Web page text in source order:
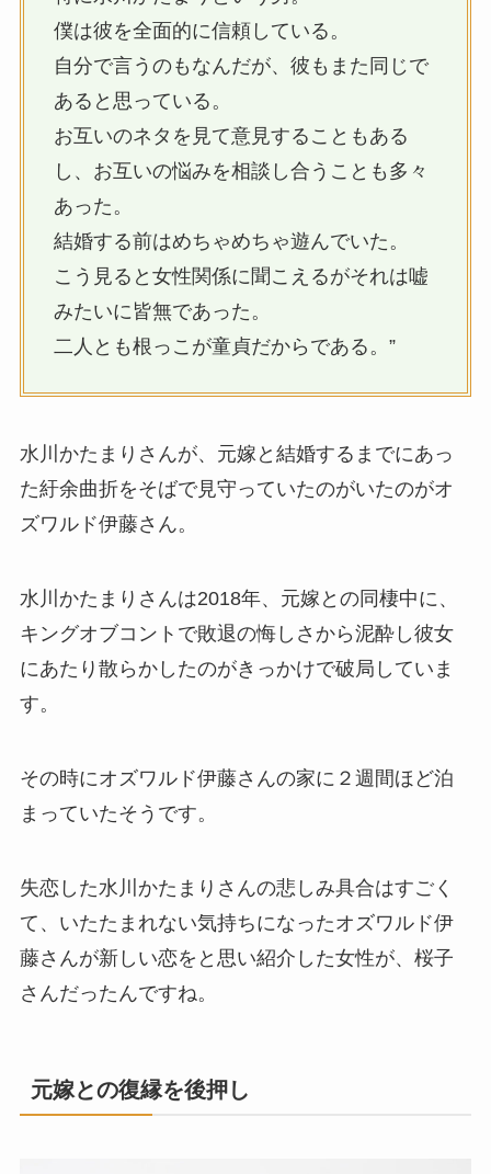
僕は彼を全面的に信頼している。
自分で言うのもなんだが、彼もまた同じで
あると思っている。
お互いのネタを見て意見することもある
し、お互いの悩みを相談し合うことも多々
あった。
結婚する前はめちゃめちゃ遊んでいた。
こう見ると女性関係に聞こえるがそれは嘘
みたいに皆無であった。
二人とも根っこが童貞だからである。”
水川かたまりさんが、元嫁と結婚するまでにあっ
た紆余曲折をそばで見守っていたのがいたのがオ
ズワルド伊藤さん。
水川かたまりさんは2018年、元嫁との同棲中に、
キングオブコントで敗退の悔しさから泥酔し彼女
にあたり散らかしたのがきっかけで破局していま
す。
その時にオズワルド伊藤さんの家に２週間ほど泊
まっていたそうです。
失恋した水川かたまりさんの悲しみ具合はすごく
て、いたたまれない気持ちになったオズワルド伊
藤さんが新しい恋をと思い紹介した女性が、桜子
さんだったんですね。
元嫁との復縁を後押し